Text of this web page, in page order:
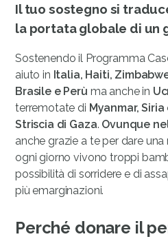
Il tuo sostegno si
la portata globale di un
Sostenendo il Programma
aiuto in Italia, Haiti,
Brasile e Perù ma anche in
terremotate di Myanmar,
Striscia di Gaza. Ovunque
anche grazie a te per dare
ogni giorno vivono troppi
possibilità di sorridere e di
più emarginazioni.
Perché donare il